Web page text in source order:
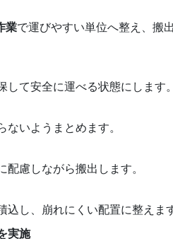
業で運びやすい単位へ整え、搬
て安全に運べる状態にします。
いようまとめます。
慮しながら搬出します。
し、崩れにくい配置に整えます
実施